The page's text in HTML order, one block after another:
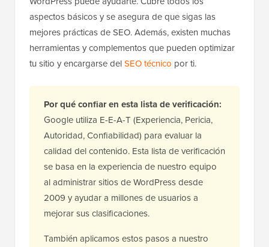
aspectos básicos y se asegura de que sigas las
mejores prácticas de SEO. Además, existen muchas
herramientas y complementos que pueden optimizar
tu sitio y encargarse delSEO técnico por ti.
Por qué confiar en esta lista de verificación:
Google utiliza E-E-A-T (Experiencia, Pericia,
Autoridad, Confiabilidad) para evaluar la
calidad del contenido. Esta lista de verificación
se basa en la experiencia de nuestro equipo
al administrar sitios de WordPress desde
2009 y ayudar a millones de usuarios a
mejorar sus clasificaciones.
También aplicamos estos pasos a nuestro